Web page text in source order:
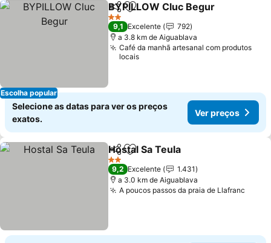
Escolha popular
PartilharAdicionar aos favoritos
BYPILLOW Cluc Begur
2 Estrelas
9,1 Excelente
792
a 3.8 km de Aiguablava
Café da manhã artesanal com produtos
locais
Selecione as datas para ver os preços
exatos.
Ver preços
PartilharAdicionar aos favoritos
Hostal Sa Teula
2 Estrelas
9,2 Excelente
1.431
a 3.0 km de Aiguablava
A poucos passos da praia de Llafranc